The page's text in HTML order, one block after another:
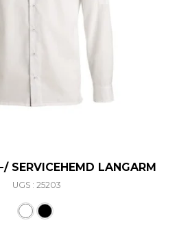
SERVICEHEMD LANGARM
UGS : 25203